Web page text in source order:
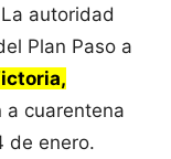
La autoridad
Plan Paso a
a cuarentena
de enero.